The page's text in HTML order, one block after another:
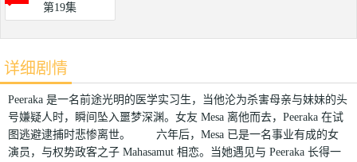
第19集
详细剧情
Peeraka 是一名前途光明的医学实习生，当他沦为杀害母亲与妹妹的头
号嫌疑人时，瞬间坠入噩梦深渊。女友 Mesa 离他而去，Peeraka 在试
图逃避逮捕时悲惨离世。 六年后，Mesa 已是一名事业有成的女
演员，与权势政客之子 Mahasamut 相恋。当她遇见与 Peeraka 长得一